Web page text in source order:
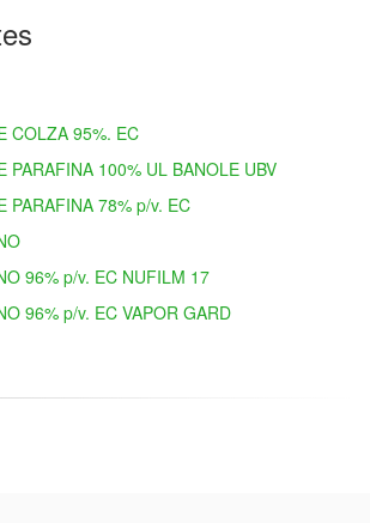
COLZA 95%. EC
PARAFINA 100% UL BANOLE UBV
PARAFINA 78% p/v. EC
96% p/v. EC NUFILM 17
96% p/v. EC VAPOR GARD